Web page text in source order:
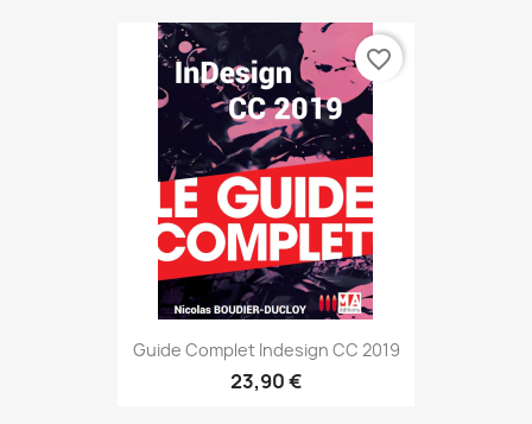
Guide Complet Indesign CC 2019
23,90 €
favorite_border